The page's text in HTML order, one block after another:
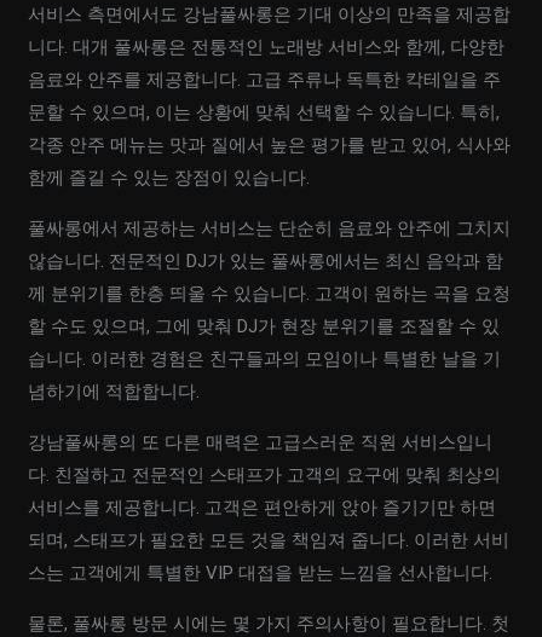
서비스 측면에서도 강남풀싸롱은 기대 이상의 만족을 제공합
니다. 대개 풀싸롱은 전통적인 노래방 서비스와 함께, 다양한
음료와 안주를 제공합니다. 고급 주류나 독특한 칵테일을 주
문할 수 있으며, 이는 상황에 맞춰 선택할 수 있습니다. 특히,
각종 안주 메뉴는 맛과 질에서 높은 평가를 받고 있어, 식사와
함께 즐길 수 있는 장점이 있습니다.
풀싸롱에서 제공하는 서비스는 단순히 음료와 안주에 그치지
않습니다. 전문적인 DJ가 있는 풀싸롱에서는 최신 음악과 함
께 분위기를 한층 띄울 수 있습니다. 고객이 원하는 곡을 요청
할 수도 있으며, 그에 맞춰 DJ가 현장 분위기를 조절할 수 있
습니다. 이러한 경험은 친구들과의 모임이나 특별한 날을 기
념하기에 적합합니다.
강남풀싸롱의 또 다른 매력은 고급스러운 직원 서비스입니
다. 친절하고 전문적인 스태프가 고객의 요구에 맞춰 최상의
서비스를 제공합니다. 고객은 편안하게 앉아 즐기기만 하면
되며, 스태프가 필요한 모든 것을 책임져 줍니다. 이러한 서비
스는 고객에게 특별한 VIP 대접을 받는 느낌을 선사합니다.
물론, 풀싸롱 방문 시에는 몇 가지 주의사항이 필요합니다. 첫